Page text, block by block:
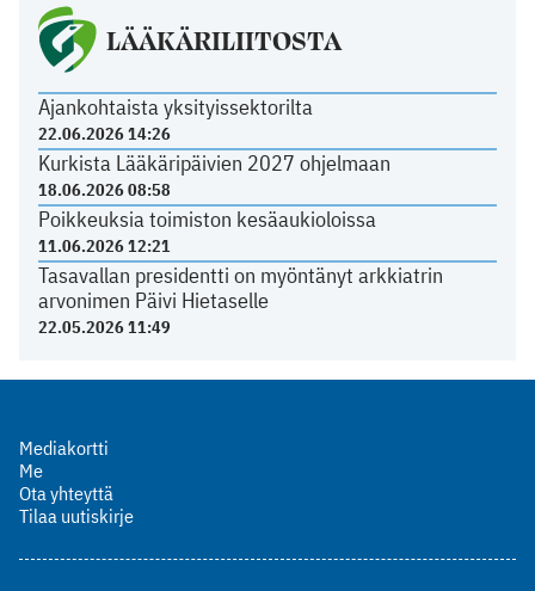
LÄÄKÄRILIITOSTA
Ajankohtaista yksityissektorilta
22.06.2026 14:26
Kurkista Lääkäripäivien 2027 ohjelmaan
18.06.2026 08:58
Poikkeuksia toimiston kesäaukioloissa
11.06.2026 12:21
Tasavallan presidentti on myöntänyt arkkiatrin
arvonimen Päivi Hietaselle
22.05.2026 11:49
Mediakortti
Me
Ota yhteyttä
Tilaa uutiskirje